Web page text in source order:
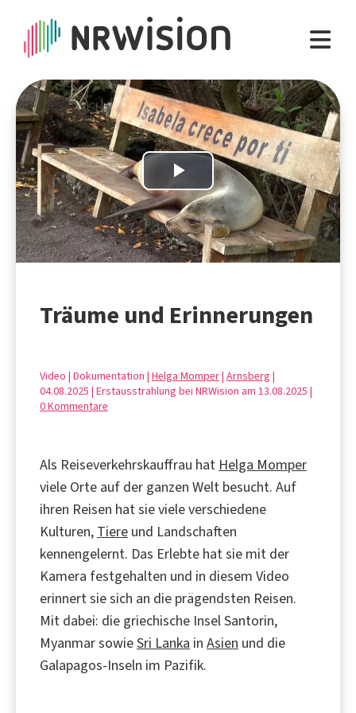
Play
Video
Träume und Erinnerungen
Video | Dokumentation | Helga Momper| Arnsberg |
04.08.2025 | Erstausstrahlung bei NRWision am 13.08.2025 |
0 Kommentare
Als Reiseverkehrskauffrau hat Helga Momper
viele Orte auf der ganzen Welt besucht. Auf
ihren Reisen hat sie viele verschiedene
Kulturen, Tiere und Landschaften
kennengelernt. Das Erlebte hat sie mit der
Kamera festgehalten und in diesem Video
erinnert sie sich an die prägendsten Reisen.
Mit dabei: die griechische Insel Santorin,
Myanmar sowieSri Lanka in Asien und die
Galapagos-Inseln im Pazifik.